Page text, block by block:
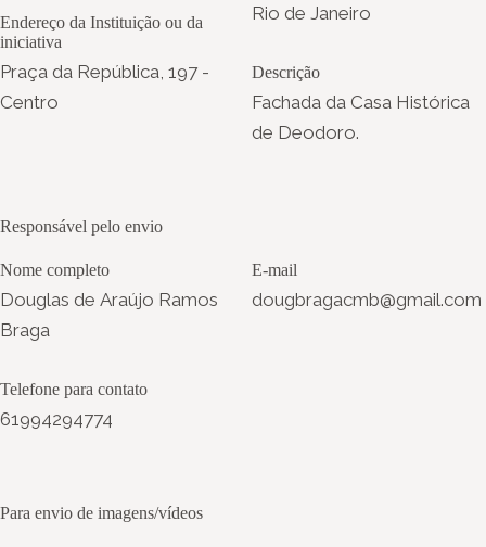
Endereço da Instituição ou da
iniciativa
Praça da República, 197 -
Centro
Rio de Janeiro
Descrição
Fachada da Casa Histórica
de Deodoro.
Responsável pelo envio
Nome completo
Douglas de Araújo Ramos
Braga
Telefone para contato
61994294774
E-mail
dougbragacmb@gmail.com
Para envio de imagens/vídeos